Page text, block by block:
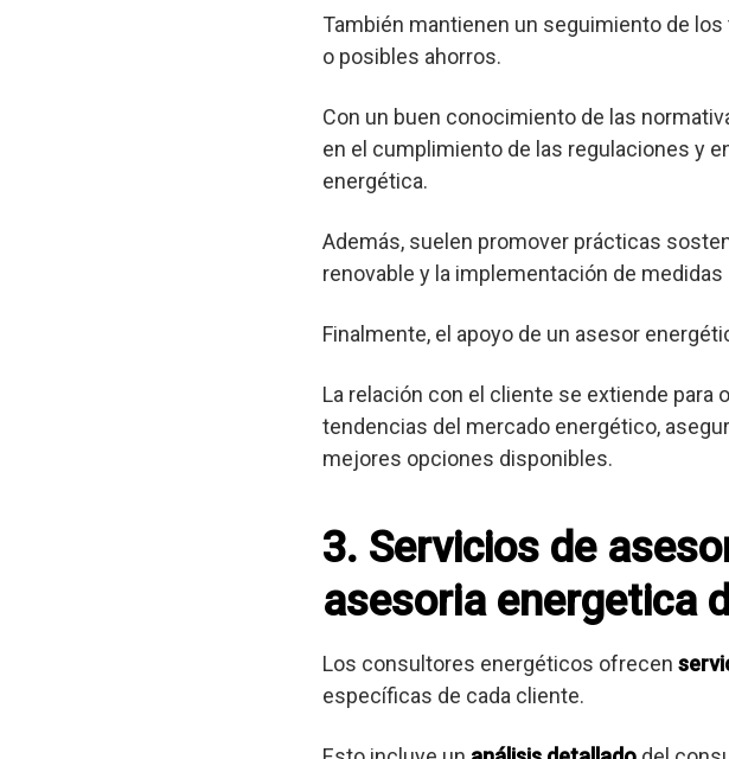
También mantienen un seguimiento de
o posibles ahorros.
Con un buen conocimiento de las
en el cumplimiento de las regulaciones y
energética.
Además, suelen promover prácticas
renovable y la implementación de
Finalmente, el apoyo de un asesor
La relación con el cliente se extiende
tendencias del mercado energético,
mejores opciones disponibles.
3. Servicios de
asesoria energetica
Los consultores energéticos ofrecen
específicas de cada cliente.